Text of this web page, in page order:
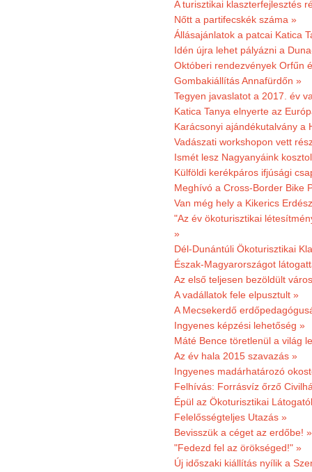
A turisztikai klaszterfejlesztés
Nőtt a partifecskék száma »
Állásajánlatok a patcai Katica
Idén újra lehet pályázni a
Októberi rendezvények Orfűn
Gombakiállítás Annafürdőn »
Tegyen javaslatot a 2017. év
Katica Tanya elnyerte az
Karácsonyi ajándékutalvány a
Vadászati workshopon vett
Ismét lesz Nagyanyáink
Külföldi kerékpáros ifjúsági
Meghívó a Cross-Border Bike
Van még hely a Kikerics
"Az év ökoturisztikai
»
Dél-Dunántúli Ökoturisztikai
Észak-Magyarországot
Az első teljesen bezöldült
A vadállatok fele elpusztult »
A Mecsekerdő
Ingyenes képzési lehetőség »
Máté Bence töretlenül a világ
Az év hala 2015 szavazás »
Ingyenes madárhatározó
Felhívás: Forrásvíz őrző
Épül az Ökoturisztikai
Felelősségteljes Utazás »
Bevisszük a céget az erdőbe! »
"Fedezd fel az örökséged!" »
Új időszaki kiállítás nyílik a